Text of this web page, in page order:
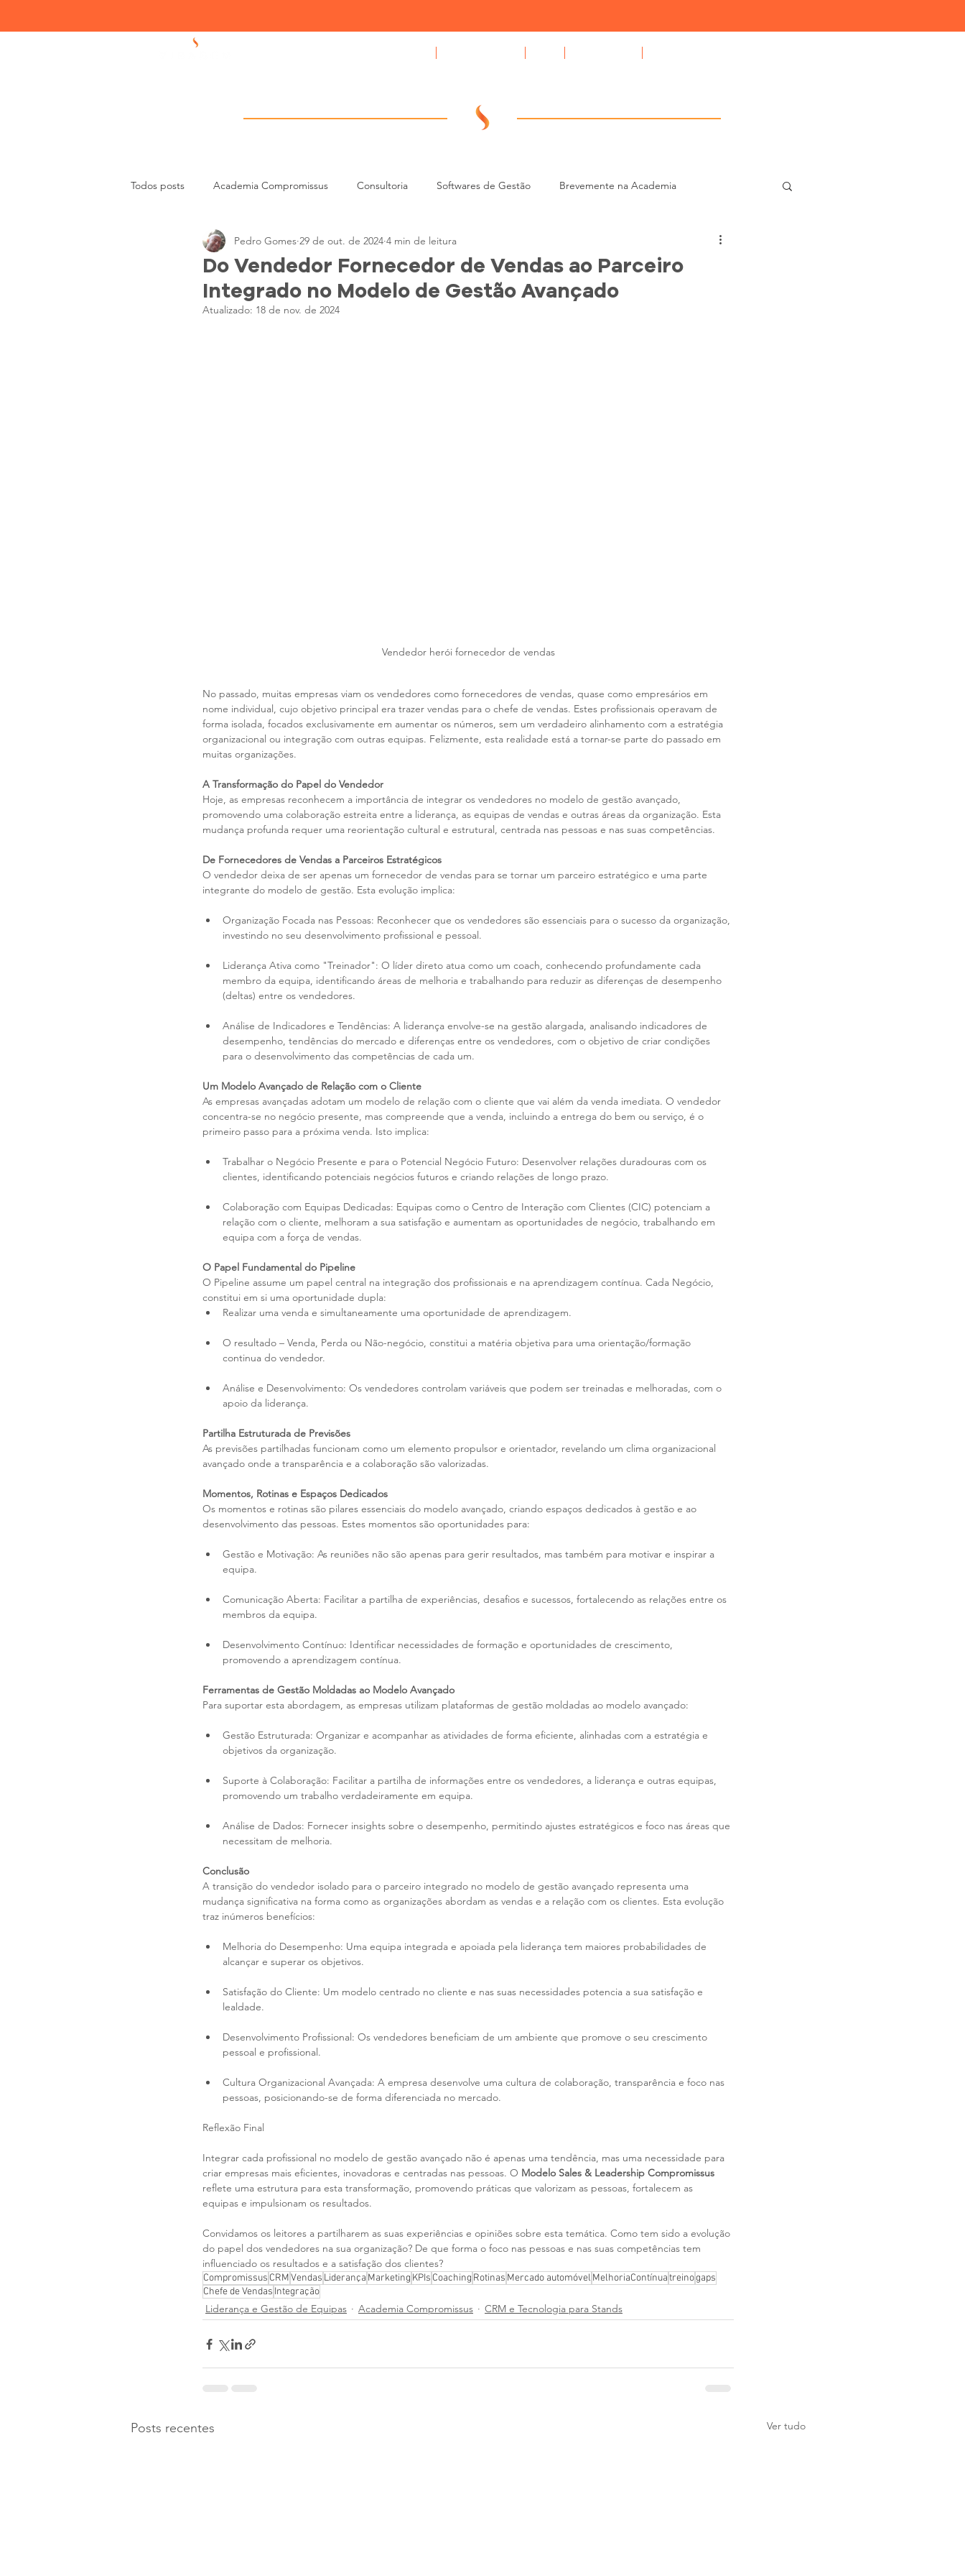
Todos posts Academia Compromissus Consultoria Softwares de Gestão Brevemente na Academia
Liderança e Gestão de Equipas CRM e Tecnologia para Stands
Do Vendedor Fornecedor de Vendas ao Parceiro
Integrado no Modelo de Gestão Avançado
Pedro Gomes 29 de out. de 2024 4 min de leitura
Atualizado: 18 de nov. de 2024
Vendedor herói fornecedor de vendas
No passado, muitas empresas viam os vendedores como fornecedores de vendas, quase como empresários em
nome individual, cujo objetivo principal era trazer vendas para o chefe de vendas. Estes profissionais operavam de
forma isolada, focados exclusivamente em aumentar os números, sem um verdadeiro alinhamento com a estratégia
organizacional ou integração com outras equipas. Felizmente, esta realidade está a tornar-se parte do passado em
muitas organizações.
A Transformação do Papel do Vendedor
Hoje, as empresas reconhecem a importância de integrar os vendedores no modelo de gestão avançado,
promovendo uma colaboração estreita entre a liderança, as equipas de vendas e outras áreas da organização. Esta
mudança profunda requer uma reorientação cultural e estrutural, centrada nas pessoas e nas suas competências.
De Fornecedores de Vendas a Parceiros Estratégicos
O vendedor deixa de ser apenas um fornecedor de vendas para se tornar um parceiro estratégico e uma parte
integrante do modelo de gestão. Esta evolução implica:
Organização Focada nas Pessoas: Reconhecer que os vendedores são essenciais para o sucesso da organização,
investindo no seu desenvolvimento profissional e pessoal.
Liderança Ativa como "Treinador": O líder direto atua como um coach, conhecendo profundamente cada
membro da equipa, identificando áreas de melhoria e trabalhando para reduzir as diferenças de desempenho
(deltas) entre os vendedores.
Análise de Indicadores e Tendências: A liderança envolve-se na gestão alargada, analisando indicadores de
desempenho, tendências do mercado e diferenças entre os vendedores, com o objetivo de criar condições
para o desenvolvimento das competências de cada um.
Um Modelo Avançado de Relação com o Cliente
As empresas avançadas adotam um modelo de relação com o cliente que vai além da venda imediata. O vendedor
concentra-se no negócio presente, mas compreende que a venda, incluindo a entrega do bem ou serviço, é o
primeiro passo para a próxima venda. Isto implica:
Trabalhar o Negócio Presente e para o Potencial Negócio Futuro: Desenvolver relações duradouras com os
clientes, identificando potenciais negócios futuros e criando relações de longo prazo.
Colaboração com Equipas Dedicadas: Equipas como o Centro de Interação com Clientes (CIC) potenciam a
relação com o cliente, melhoram a sua satisfação e aumentam as oportunidades de negócio, trabalhando em
equipa com a força de vendas.
O Papel Fundamental do Pipeline
O Pipeline assume um papel central na integração dos profissionais e na aprendizagem contínua. Cada Negócio,
constitui em si uma oportunidade dupla:
Realizar uma venda e simultaneamente uma oportunidade de aprendizagem.
O resultado – Venda, Perda ou Não-negócio, constitui a matéria objetiva para uma orientação/formação
continua do vendedor.
Análise e Desenvolvimento: Os vendedores controlam variáveis que podem ser treinadas e melhoradas, com o
apoio da liderança.
Partilha Estruturada de Previsões
As previsões partilhadas funcionam como um elemento propulsor e orientador, revelando um clima organizacional
avançado onde a transparência e a colaboração são valorizadas.
Momentos, Rotinas e Espaços Dedicados
Os momentos e rotinas são pilares essenciais do modelo avançado, criando espaços dedicados à gestão e ao
desenvolvimento das pessoas. Estes momentos são oportunidades para:
Gestão e Motivação: As reuniões não são apenas para gerir resultados, mas também para motivar e inspirar a
equipa.
Comunicação Aberta: Facilitar a partilha de experiências, desafios e sucessos, fortalecendo as relações entre os
membros da equipa.
Desenvolvimento Contínuo: Identificar necessidades de formação e oportunidades de crescimento,
promovendo a aprendizagem contínua.
Ferramentas de Gestão Moldadas ao Modelo Avançado
Para suportar esta abordagem, as empresas utilizam plataformas de gestão moldadas ao modelo avançado:
Gestão Estruturada: Organizar e acompanhar as atividades de forma eficiente, alinhadas com a estratégia e
objetivos da organização.
Suporte à Colaboração: Facilitar a partilha de informações entre os vendedores, a liderança e outras equipas,
promovendo um trabalho verdadeiramente em equipa.
Análise de Dados: Fornecer insights sobre o desempenho, permitindo ajustes estratégicos e foco nas áreas que
necessitam de melhoria.
Conclusão
A transição do vendedor isolado para o parceiro integrado no modelo de gestão avançado representa uma
mudança significativa na forma como as organizações abordam as vendas e a relação com os clientes. Esta evolução
traz inúmeros benefícios:
Melhoria do Desempenho: Uma equipa integrada e apoiada pela liderança tem maiores probabilidades de
alcançar e superar os objetivos.
Satisfação do Cliente: Um modelo centrado no cliente e nas suas necessidades potencia a sua satisfação e
lealdade.
Desenvolvimento Profissional: Os vendedores beneficiam de um ambiente que promove o seu crescimento
pessoal e profissional.
Cultura Organizacional Avançada: A empresa desenvolve uma cultura de colaboração, transparência e foco nas
pessoas, posicionando-se de forma diferenciada no mercado.
Reflexão Final
Integrar cada profissional no modelo de gestão avançado não é apenas uma tendência, mas uma necessidade para
criar empresas mais eficientes, inovadoras e centradas nas pessoas. O Modelo Sales & Leadership Compromissus
reflete uma estrutura para esta transformação, promovendo práticas que valorizam as pessoas, fortalecem as
equipas e impulsionam os resultados.
Convidamos os leitores a partilharem as suas experiências e opiniões sobre esta temática. Como tem sido a evolução
do papel dos vendedores na sua organização? De que forma o foco nas pessoas e nas suas competências tem
influenciado os resultados e a satisfação dos clientes?
Compromissus CRMVendas Liderança Marketing KPIs Coaching Rotinas Mercado automóvel MelhoriaContínuatreinogaps
Chefe de Vendas Integração
Liderança e Gestão de Equipas Academia Compromissus CRM e Tecnologia para Stands
Posts recentes Ver tudo